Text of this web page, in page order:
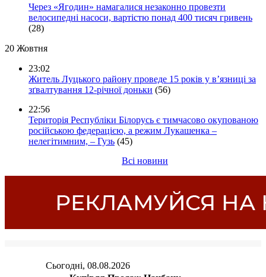
Через «Ягодин» намагалися незаконно провезти
велосипедні насоси, вартістю понад 400 тисяч гривень
(28)
20 Жовтня
23:02
Житель Луцького району проведе 15 років у в’язниці за
зґвалтування 12-річної доньки (56)
22:56
Територія Республіки Білорусь є тимчасово окупованою
російською федерацією, а режим Лукашенка –
нелегітимним, – Гузь (45)
Всі новини